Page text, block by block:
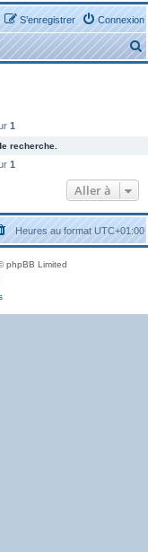
Connexion
S’enregistrer
e
e
r
1
recherche.
1
Aller à
Heures au formatUTC+01:00
phpBB Limited